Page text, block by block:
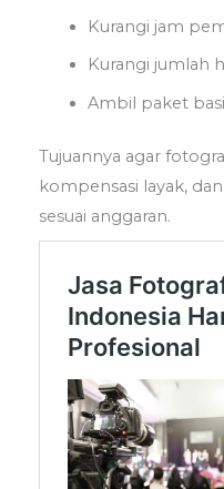
Kurangi jam
Kurangi jumlah
Ambil paket
Tujuannya agar
kompensasi layak,
sesuai anggaran.